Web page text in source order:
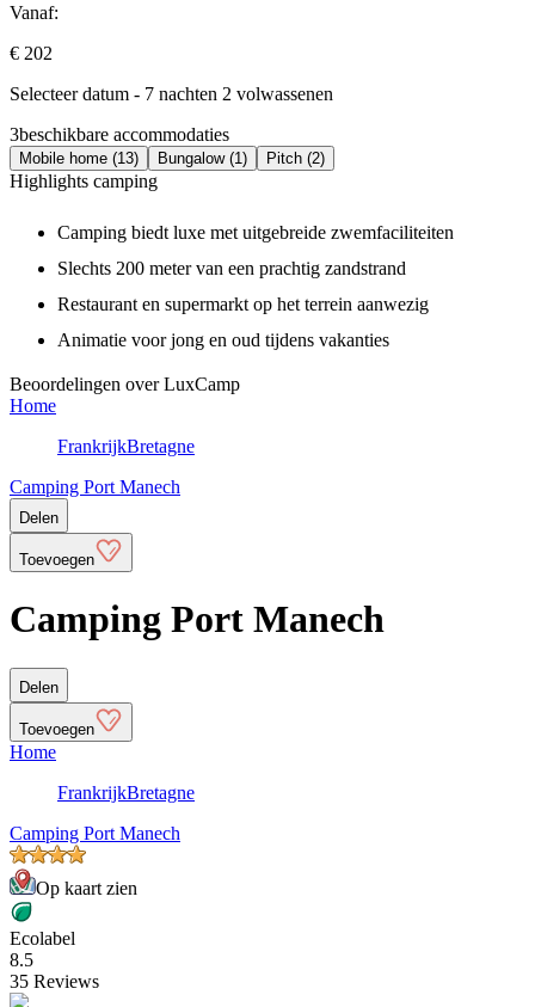
Vanaf:
€ 202
Selecteer datum - 7 nachten 2 volwassenen
3beschikbare accommodaties
Mobile home (13) Bungalow (1) Pitch (2)
Highlights camping
Camping biedt luxe met uitgebreide zwemfaciliteiten
Slechts 200 meter van een prachtig zandstrand
Restaurant en supermarkt op het terrein aanwezig
Animatie voor jong en oud tijdens vakanties
Beoordelingen over LuxCamp
Home
FrankrijkBretagne
Camping Port Manech
Delen
Toevoegen
Camping Port Manech
Delen
Toevoegen
Home
FrankrijkBretagne
Camping Port Manech
Op kaart zien
Ecolabel
8.5
35 Reviews